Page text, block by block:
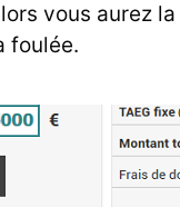
vous aurez
foulée.